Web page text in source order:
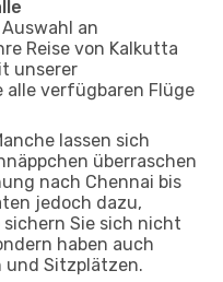
Auswahl an
Reise von Kalkutta
unserer
alle verfügbaren Flüge
lassen sich
überraschen
nach Chennai bis
jedoch dazu,
Sie sich nicht
haben auch
und Sitzplätzen.